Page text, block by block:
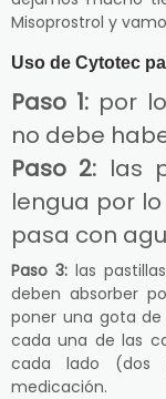
Misoprostrol y
Uso de Cytotec
Paso 1: por
no debe
Paso 2: las
lengua por
pasa con
Paso 3:las
deben absorber
poner una gota
cada una de las
cada lado (dos
medicación.